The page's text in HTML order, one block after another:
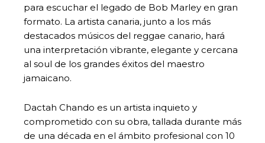
para escuchar el legado de Bob Marley en gran
formato. La artista canaria, junto a los más
destacados músicos del reggae canario, hará
una interpretación vibrante, elegante y cercana
al soul de los grandes éxitos del maestro
jamaicano.
Dactah Chando es un artista inquieto y
comprometido con su obra, tallada durante más
de una década en el ámbito profesional con 10